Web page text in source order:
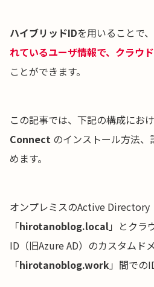
ハイブリッドIDを用いることで、
れているユーザ情報で、クラウ
ことができます。
この記事では、下記の構成におけ
Connect のインストール方法、
めます。
オンプレミスのActive Directory
「hirotanoblog.local」とクラ
ID（旧Azure AD）のカスタムド
「hirotanoblog.work 」間での